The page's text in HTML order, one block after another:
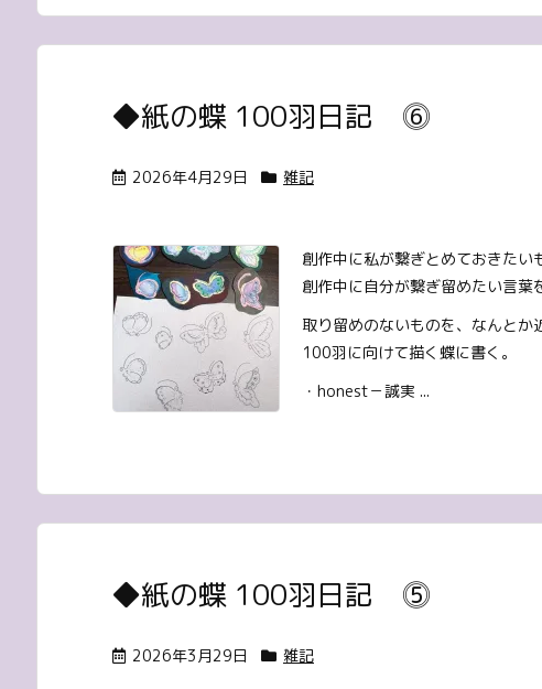
◆紙の蝶 100羽日記 ⓺
2026年4月29日 雑記
創作中に私が繋ぎとめておきたい
創作中に自分が繋ぎ留めたい言葉
取り留めのないものを、なんとか
100羽に向けて描く蝶に書く。
・honest－誠実 ...
◆紙の蝶 100羽日記 ⓹
2026年3月29日 雑記